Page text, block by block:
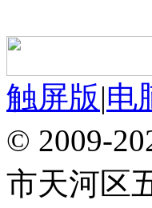
触屏版|电
© 2009-
市天河区